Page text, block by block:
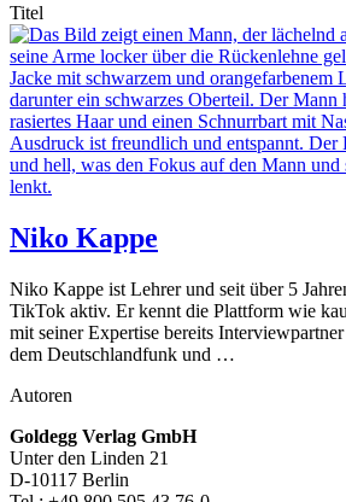
Titel
Niko Kappe
Niko Kappe ist Lehrer und seit über 5
TikTok aktiv. Er kennt die Plattform wie
mit seiner Expertise bereits Interviewpartner
dem Deutschlandfunk und …
Autoren
Footer-
Section
Goldegg Verlag GmbH
Unter den Linden 21
D-10117 Berlin